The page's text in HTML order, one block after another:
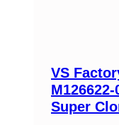
VS
Super